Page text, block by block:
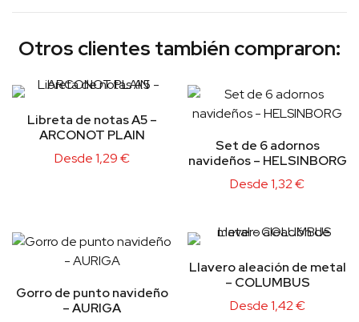
Otros clientes también compraron:
Libreta de notas A5 –
ARCONOT PLAIN
Desde1,29€
Set de 6 adornos
navideños – HELSINBORG
Desde1,32€
Gorro de punto navideño
– AURIGA
Llavero aleación de metal
– COLUMBUS
Desde1,42€